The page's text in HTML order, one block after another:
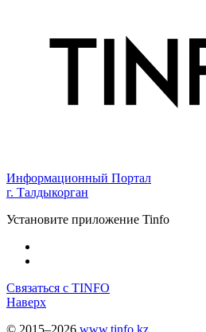
Информационный Портал
г. Талдыкорган
Установите приложение Tinfo
Связаться с TINFO
Наверх